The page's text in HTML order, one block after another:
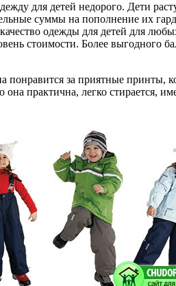
для детей недорого. Дети
суммы на пополнение их
одежды для детей для
стоимости. Более выгодного
понравится за приятные
практична, легко стирается,